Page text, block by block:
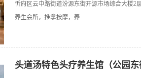
忻府区云中路街道汾源东街开源市场综合大楼2
养生会所，推拿按摩，养...
头道汤特色头疗养生馆（公园东